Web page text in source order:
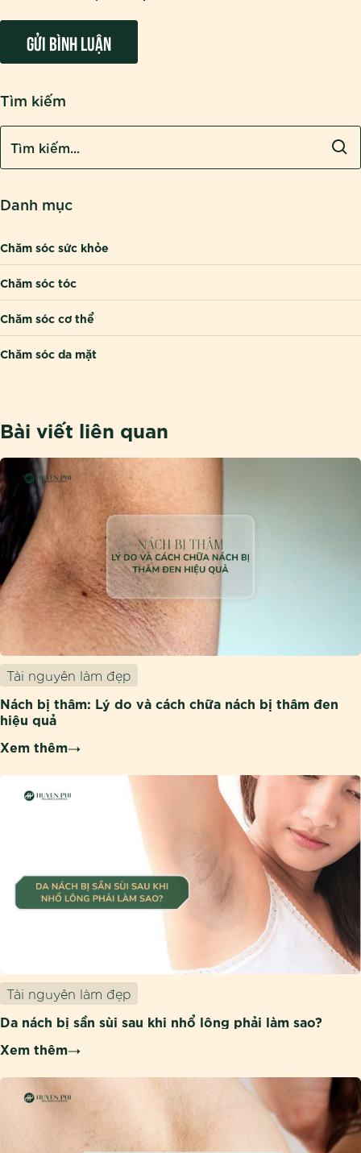
Tìm kiếm
Danh mục
Chăm sóc sức khỏe
Chăm sóc tóc
Chăm sóc cơ thể
Chăm sóc da mặt
Bài viết liên quan
Tài nguyên làm đẹp
Nách bị thâm: Lý do và cách chữa nách bị thâm đen
hiệu quả
Xem thêm
Tài nguyên làm đẹp
Da nách bị sần sùi sau khi nhổ lông phải làm sao?
Xem thêm